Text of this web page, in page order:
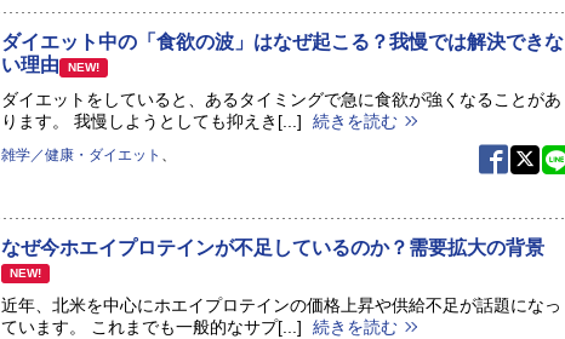
ダイエット中の「食欲の波」はなぜ起こる？我慢では解決できな
い理由
NEW!
ダイエットをしていると、あるタイミングで急に食欲が強くなることがあ
ります。 我慢しようとしても抑えき[...]
続きを読む
雑学／健康・ダイエット 、
なぜ今ホエイプロテインが不足しているのか？需要拡大の背景
NEW!
近年、北米を中心にホエイプロテインの価格上昇や供給不足が話題になっ
ています。 これまでも一般的なサプ[...]
続きを読む